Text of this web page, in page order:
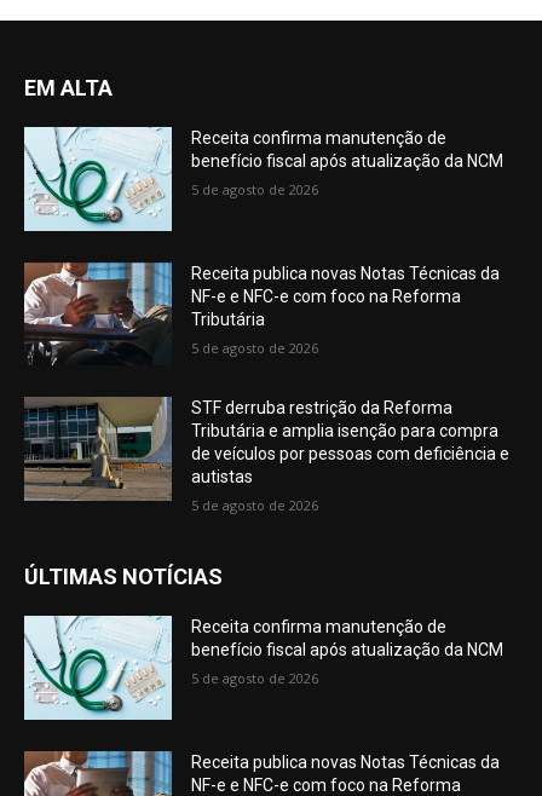
EM ALTA
Receita confirma manutenção de
benefício fiscal após atualização da NCM
5 de agosto de 2026
Receita publica novas Notas Técnicas da
NF-e e NFC-e com foco na Reforma
Tributária
5 de agosto de 2026
STF derruba restrição da Reforma
Tributária e amplia isenção para compra
de veículos por pessoas com deficiência e
autistas
5 de agosto de 2026
ÚLTIMAS NOTÍCIAS
Receita confirma manutenção de
benefício fiscal após atualização da NCM
5 de agosto de 2026
Receita publica novas Notas Técnicas da
NF-e e NFC-e com foco na Reforma